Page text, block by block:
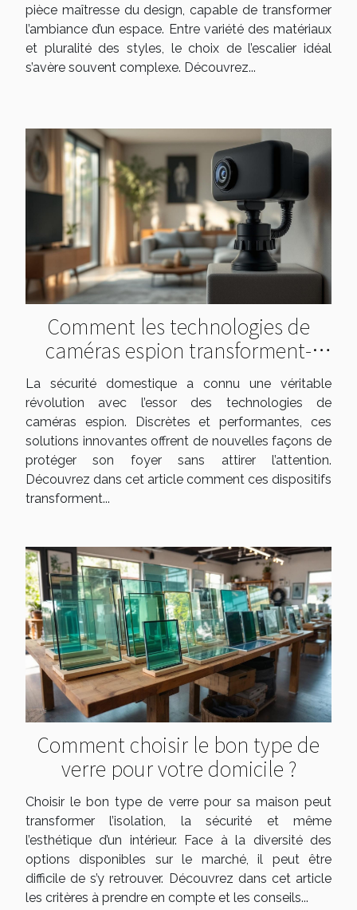
pièce maîtresse du design, capable de transformer
l’ambiance d’un espace. Entre variété des matériaux
et pluralité des styles, le choix de l’escalier idéal
s’avère souvent complexe. Découvrez...
Comment les technologies de
caméras espion transforment-
elles la sécurité domestique ?
La sécurité domestique a connu une véritable
révolution avec l’essor des technologies de
caméras espion. Discrètes et performantes, ces
solutions innovantes offrent de nouvelles façons de
protéger son foyer sans attirer l’attention.
Découvrez dans cet article comment ces dispositifs
transforment...
Comment choisir le bon type de
verre pour votre domicile ?
Choisir le bon type de verre pour sa maison peut
transformer l’isolation, la sécurité et même
l’esthétique d’un intérieur. Face à la diversité des
options disponibles sur le marché, il peut être
difficile de s’y retrouver. Découvrez dans cet article
les critères à prendre en compte et les conseils...